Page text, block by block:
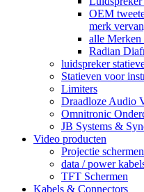
OEM
merk
alle
Radian
luidspreker
Statieven voor
Limiters
Draadloze Audio
Omnitronic
JB Systems &
Video producten
Projectie
data / power
TFT Schermen
Kabels & Connectors